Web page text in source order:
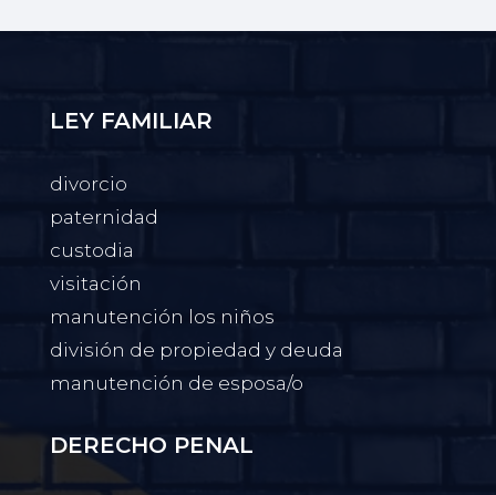
LEY FAMILIAR
divorcio
paternidad
custodia
visitación
manutención los niños
división de propiedad y deuda
manutención de esposa/o
DERECHO PENAL